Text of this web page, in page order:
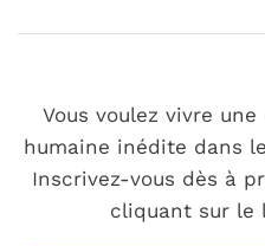
Vous voulez vivre
humaine inédite dans
Inscrivez-vous dès à
cliquant sur le